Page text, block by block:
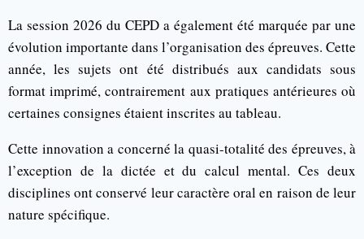
La session 2026 du CEPD a également été marquée par une
évolution importante dans l’organisation des épreuves. Cette
année, les sujets ont été distribués aux candidats sous
format imprimé, contrairement aux pratiques antérieures où
certaines consignes étaient inscrites au tableau.
Cette innovation a concerné la quasi-totalité des épreuves, à
l’exception de la dictée et du calcul mental. Ces deux
disciplines ont conservé leur caractère oral en raison de leur
nature spécifique.